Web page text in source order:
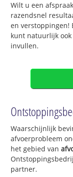
Wilt u een
razendsnel
en verstoppingen!
kunt natuurlijk
invullen.
Waarschijnlijk
afvoerprobleem
het gebied van
partner.